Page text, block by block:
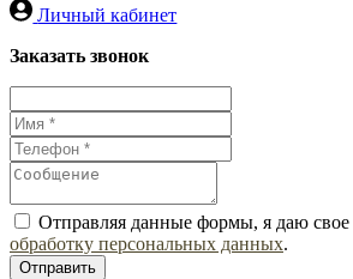
Личный кабинет
Заказать звонок
Отправляя данные формы, я даю свое
обработку персональных данных.
Отправить